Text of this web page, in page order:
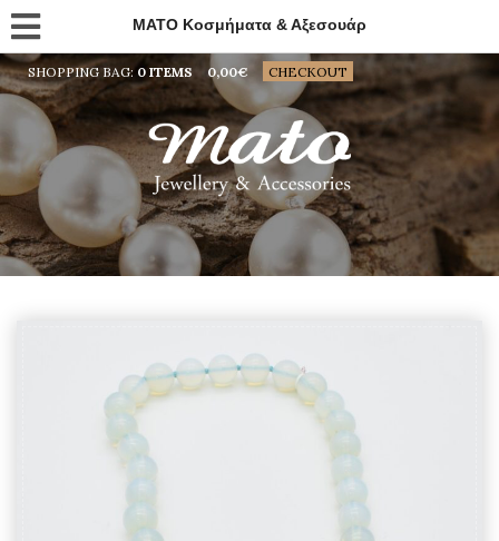
MATO Κοσμήματα & Αξεσουάρ
SHOPPING BAG: 0 ITEMS 0,00€ CHECKOUT